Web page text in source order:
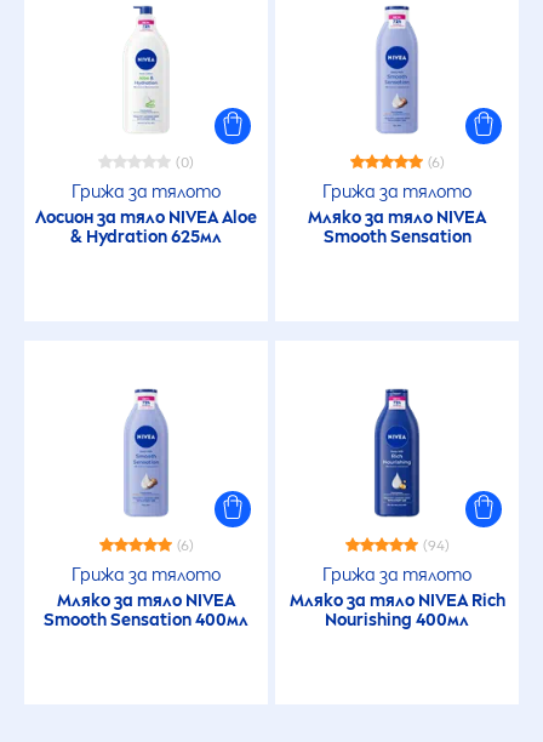
(0)
Грижа за тялото
Лосион за тяло NIVEAAloe
& Hydration 625мл
(6)
Грижа за тялото
Мляко за тяло NIVEA
SmoothSensation
(6)
Грижа за тялото
Мляко за тяло NIVEA
SmoothSensation400мл
(94)
Грижа за тялото
Мляко за тяло NIVEARich
Nourishing 400мл